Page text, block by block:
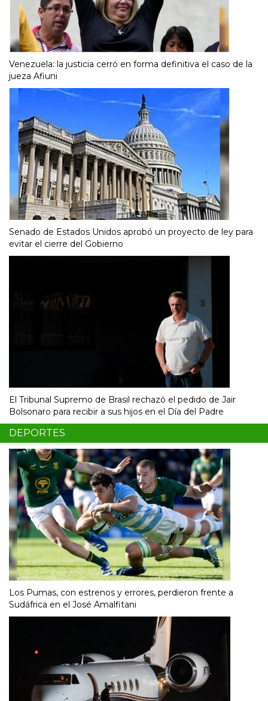
Venezuela: la justicia cerró en forma definitiva el caso de la
jueza Afiuni
Senado de Estados Unidos aprobó un proyecto de ley para
evitar el cierre del Gobierno
El Tribunal Supremo de Brasil rechazó el pedido de Jair
Bolsonaro para recibir a sus hijos en el Día del Padre
DEPORTES
Los Pumas, con estrenos y errores, perdieron frente a
Sudáfrica en el José Amalfitani